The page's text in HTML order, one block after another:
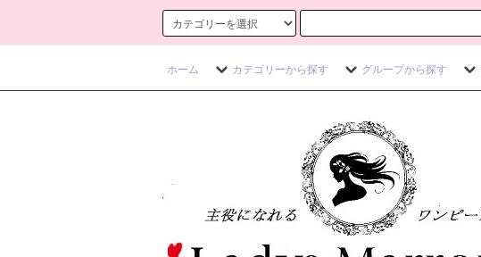
ホーム カテゴリーから探す グループから探す